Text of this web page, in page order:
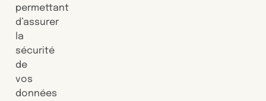
permettant
d’assurer
la
sécurité
de
vos
données